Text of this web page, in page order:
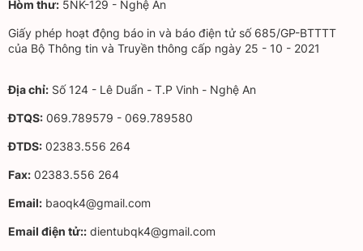
Hòm thư: 5NK-129 - Nghệ An
Giấy phép hoạt động báo in và báo điện tử số 685/GP-BTTTT
của Bộ Thông tin và Truyền thông cấp ngày 25 - 10 - 2021
Địa chỉ: Số 124 - Lê Duẩn - T.P Vinh - Nghệ An
ĐTQS: 069.789579 - 069.789580
ĐTDS: 02383.556 264
Fax: 02383.556 264
Email: baoqk4@gmail.com
Email điện tử:: dientubqk4@gmail.com